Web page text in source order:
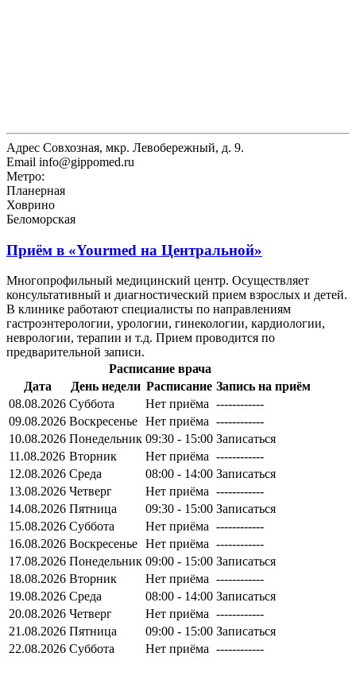
Адрес Совхозная, мкр. Левобережный, д. 9.
Email info@gippomed.ru
Метро:
Планерная
Ховрино
Беломорская
Приём в «Yourmed на Центральной»
Многопрофильный медицинский центр. Осуществляет
консультативный и диагностический прием взрослых и детей.
В клинике работают специалисты по направлениям
гастроэнтерологии, урологии, гинекологии, кардиологии,
неврологии, терапии и т.д. Прием проводится по
предварительной записи.
Расписание врача
Дата
День недели Расписание Запись на приём
08.08.2026 Суббота Нет приёма ------------
09.08.2026 Воскресенье Нет приёма ------------
10.08.2026 Понедельник 09:30 - 15:00 Записаться
11.08.2026 Вторник Нет приёма ------------
12.08.2026 Среда 08:00 - 14:00 Записаться
13.08.2026 Четверг Нет приёма ------------
14.08.2026 Пятница 09:30 - 15:00 Записаться
15.08.2026 Суббота Нет приёма ------------
16.08.2026 Воскресенье Нет приёма ------------
17.08.2026 Понедельник 09:00 - 15:00 Записаться
18.08.2026 Вторник Нет приёма ------------
19.08.2026 Среда 08:00 - 14:00 Записаться
20.08.2026 Четверг Нет приёма ------------
21.08.2026 Пятница 09:00 - 15:00 Записаться
22.08.2026 Суббота Нет приёма ------------